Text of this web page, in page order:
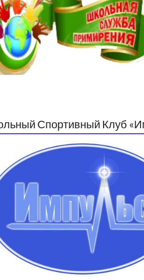
Спортивный Клуб